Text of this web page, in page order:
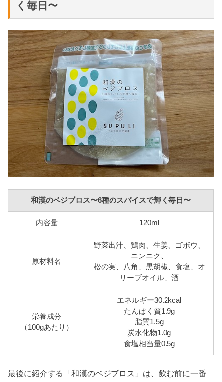
く毎日〜
和漢のベジブロス〜6種のスパイスで輝く毎日〜
内容量 120ml
原材料名
野菜出汁、鶏肉、生姜、ゴボウ、
ニンニク、
松の実、八角、黒胡椒、食塩、オ
リーブオイル、酒
栄養成分
（100gあたり）
エネルギー30.2kcal
たんぱく質1.9g
脂質1.5g
炭水化物1.0g
食塩相当量0.5g
最後に紹介する「和漢のベジブロス」は、飲む前に一番